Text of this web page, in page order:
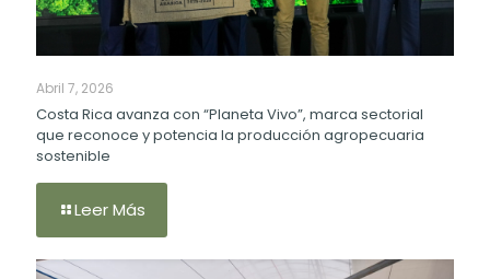
Abril 7, 2026
Costa Rica avanza con “Planeta Vivo”, marca sectorial
que reconoce y potencia la producción agropecuaria
sostenible
Leer Más